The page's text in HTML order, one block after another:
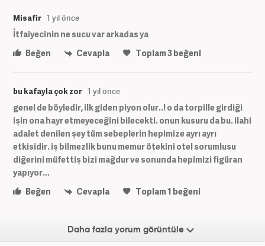
Misafir 1 yıl önce
İtfaiyecinin ne sucu var arkadas ya
Beğen
Cevapla Toplam3beğeni
bu kafayla çok zor 1 yıl önce
genel de böyledir, ilk giden piyon olur..! o da torpille girdiği
işin ona hayr etmeyeceğini bilecekti. onun kusuru da bu. ilahi
adalet denilen şey tüm sebeplerin hepimize ayrı ayrı
etkisidir. iş bilmezlik bunu memur ötekini otel sorumlusu
diğerini müfettiş bizi mağdur ve sonunda hepimizi figüran
yapıyor...
Beğen
Cevapla Toplam1 beğeni
Daha fazla yorum görüntüle